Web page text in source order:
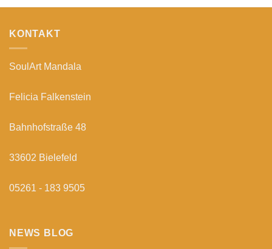
KONTAKT
SoulArt Mandala
Felicia Falkenstein
Bahnhofstraße 48
33602 Bielefeld
05261 - 183 9505
NEWS BLOG